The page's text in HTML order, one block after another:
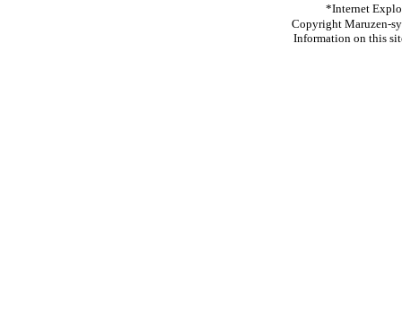
*Internet
Copyright Maruzen-
Information on this